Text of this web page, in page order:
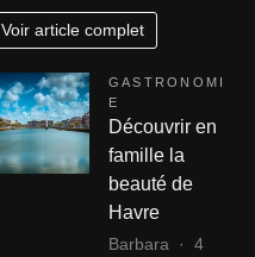
Voir article complet
GASTRONOMI
E
Découvrir en
famille la
beauté de
Havre
Barbara
4